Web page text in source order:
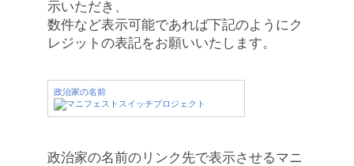
示いただき、
数件など表示可能であれば下記のようにク
レジットの表記をお願いいたします。
政治家の名前
政治家の名前のリンク先で表示させるマニ